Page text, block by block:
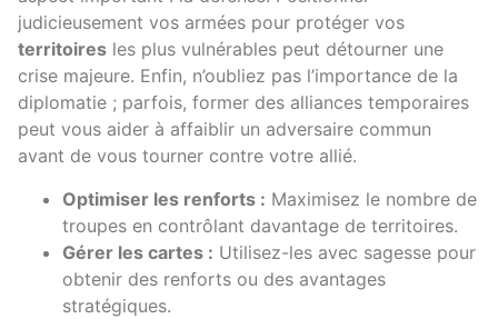
judicieusement vos armées pour protéger vos
territoires les plus vulnérables peut détourner une
crise majeure. Enfin, n’oubliez pas l’importance de la
diplomatie ; parfois, former des alliances temporaires
peut vous aider à affaiblir un adversaire commun
avant de vous tourner contre votre allié.
Optimiser les renforts : Maximisez le nombre de
troupes en contrôlant davantage de territoires.
Gérer les cartes : Utilisez-les avec sagesse pour
obtenir des renforts ou des avantages
stratégiques.